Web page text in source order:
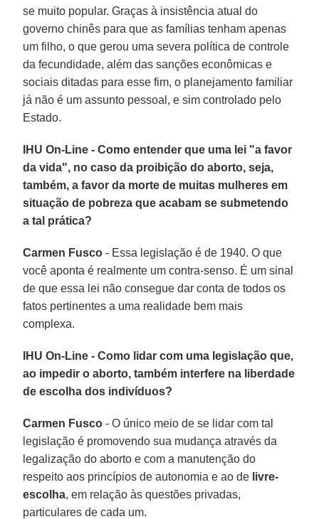
se muito popular. Graças à insistência atual do
governo chinês para que as famílias tenham apenas
um filho, o que gerou uma severa política de controle
da fecundidade, além das sanções econômicas e
sociais ditadas para esse fim, o planejamento familiar
já não é um assunto pessoal, e sim controlado pelo
Estado.
IHU On-Line - Como entender que uma lei "a favor
da vida", no caso da proibição do aborto, seja,
também, a favor da morte de muitas mulheres em
situação de pobreza que acabam se submetendo
a tal prática?
Carmen Fusco - Essa legislação é de 1940. O que
você aponta é realmente um contra-senso. É um sinal
de que essa lei não consegue dar conta de todos os
fatos pertinentes a uma realidade bem mais
complexa.
IHU On-Line - Como lidar com uma legislação que,
ao impedir o aborto, também interfere na liberdade
de escolha dos indivíduos?
Carmen Fusco - O único meio de se lidar com tal
legislação é promovendo sua mudança através da
legalização do aborto e com a manutenção do
respeito aos princípios de autonomia e ao de livre-
escolha, em relação às questões privadas,
particulares de cada um.